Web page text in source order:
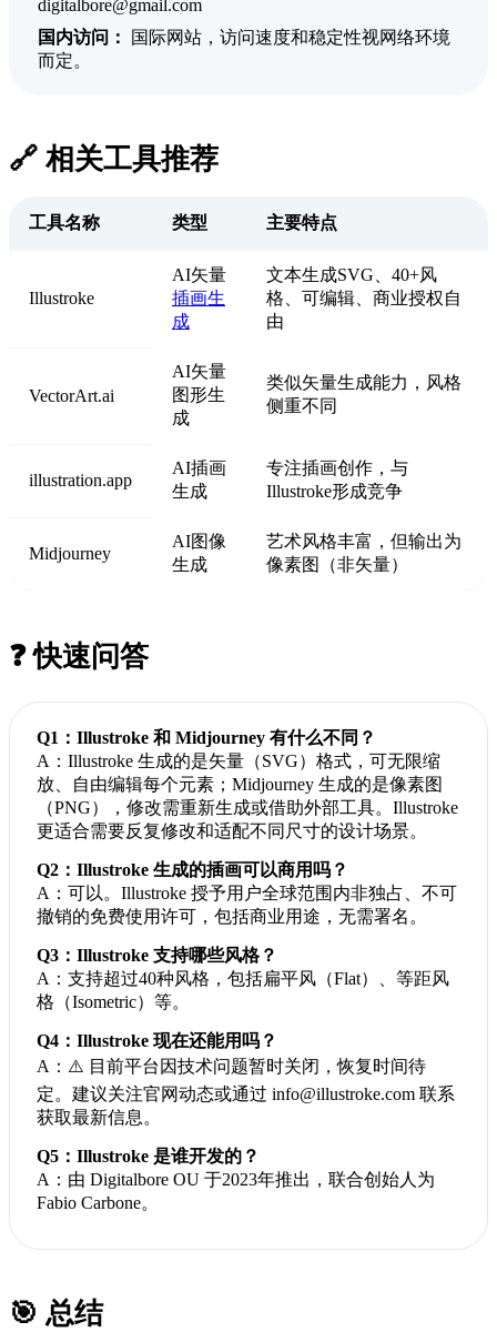
digitalbore@gmail.com
国内访问：
国际网站，访问速度和稳定性视网络环境
而定。
🔗 相关工具推荐
工具名称 类型 主要特点
Illustroke
AI矢量
插画生
成
文本生成SVG、40+风
格、可编辑、商业授权自
由
VectorArt.ai
AI矢量
图形生
成
类似矢量生成能力，风格
侧重不同
illustration.app
AI插画
生成
专注插画创作，与
Illustroke形成竞争
Midjourney
AI图像
生成
艺术风格丰富，但输出为
像素图（非矢量）
❓ 快速问答
Q1：Illustroke 和 Midjourney 有什么不同？
A：Illustroke 生成的是矢量（SVG）格式，可无限缩
放、自由编辑每个元素；Midjourney 生成的是像素图
（PNG），修改需重新生成或借助外部工具。Illustroke
更适合需要反复修改和适配不同尺寸的设计场景。
Q2：Illustroke 生成的插画可以商用吗？
A：可以。Illustroke 授予用户全球范围内非独占、不可
撤销的免费使用许可，包括商业用途，无需署名。
Q3：Illustroke 支持哪些风格？
A：支持超过40种风格，包括扁平风（Flat）、等距风
格（Isometric）等。
Q4：Illustroke 现在还能用吗？
A：⚠️ 目前平台因技术问题暂时关闭，恢复时间待
定。建议关注官网动态或通过 info@illustroke.com 联系
获取最新信息。
Q5：Illustroke 是谁开发的？
A：由 Digitalbore OU 于2023年推出，联合创始人为
Fabio Carbone。
🎯 总结